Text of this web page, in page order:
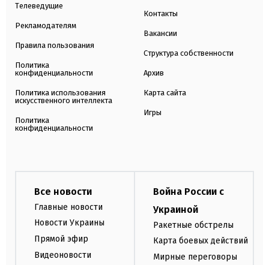
Телеведущие
Рекламодателям
Правила пользования
Политика
конфиденциальности
Политика использования
искусственного интеллекта
Политика
конфиденциальности
Контакты
Вакансии
Структура собственности
Архив
Карта сайта
Игры
Все новости
Главные новости
Новости Украины
Прямой эфир
Видеоновости
Война России с
Украиной
Ракетные обстрелы
Карта боевых действий
Мирные переговоры